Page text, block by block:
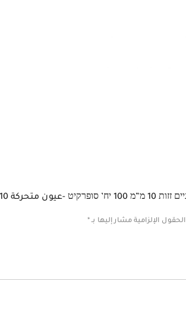
الحقول الإلزامية مشار إليها بـ*